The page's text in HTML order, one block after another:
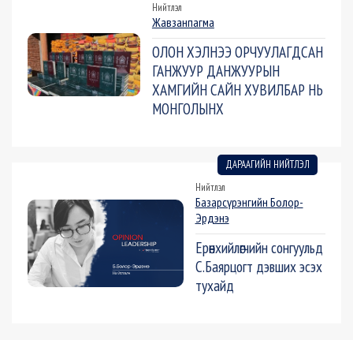
Нийтлэл
Жавзанпагма
ОЛОН ХЭЛНЭЭ ОРЧУУЛАГДСАН
ГАНЖУУР ДАНЖУУРЫН
ХАМГИЙН САЙН ХУВИЛБАР НЬ
МОНГОЛЫНХ
ДАРААГИЙН НИЙТЛЭЛ
Нийтлэл
Базарсүрэнгийн Болор-
Эрдэнэ
Ерөнхийлөгчийн сонгуульд
С.Баярцогт дэвших эсэх
тухайд